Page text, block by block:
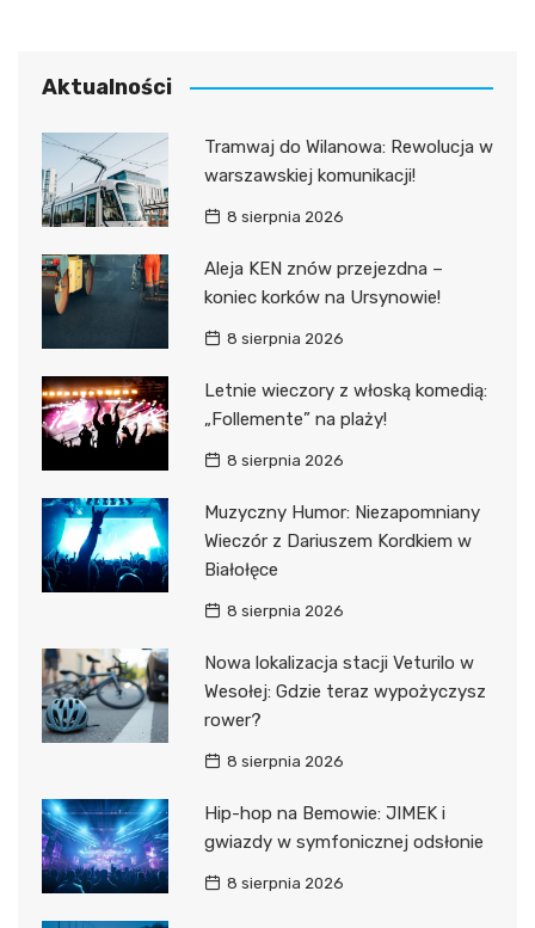
Aktualności
Tramwaj do Wilanowa: Rewolucja w
warszawskiej komunikacji!
8 sierpnia 2026
Aleja KEN znów przejezdna –
koniec korków na Ursynowie!
8 sierpnia 2026
Letnie wieczory z włoską komedią:
„Follemente” na plaży!
8 sierpnia 2026
Muzyczny Humor: Niezapomniany
Wieczór z Dariuszem Kordkiem w
Białołęce
8 sierpnia 2026
Nowa lokalizacja stacji Veturilo w
Wesołej: Gdzie teraz wypożyczysz
rower?
8 sierpnia 2026
Hip-hop na Bemowie: JIMEK i
gwiazdy w symfonicznej odsłonie
8 sierpnia 2026